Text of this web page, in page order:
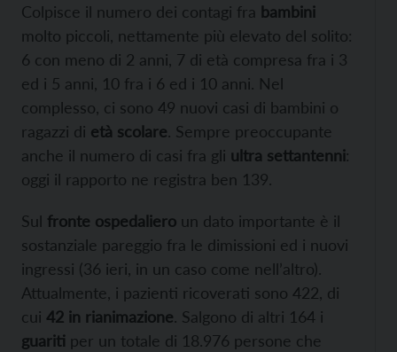
Colpisce il numero dei contagi fra bambini
molto piccoli, nettamente più elevato del solito:
6 con meno di 2 anni, 7 di età compresa fra i 3
ed i 5 anni, 10 fra i 6 ed i 10 anni. Nel
complesso, ci sono 49 nuovi casi di bambini o
ragazzi di età scolare. Sempre preoccupante
anche il numero di casi fra gli ultra settantenni:
oggi il rapporto ne registra ben 139.
Sul fronte ospedaliero un dato importante è il
sostanziale pareggio fra le dimissioni ed i nuovi
ingressi (36 ieri, in un caso come nell’altro).
Attualmente, i pazienti ricoverati sono 422, di
cui 42 in rianimazione. Salgono di altri 164 i
guariti per un totale di 18.976 persone che